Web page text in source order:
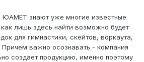
ЮАМЕТ знают уже многие известные
лишь здесь найти возможно будет
для гимнастики, скейтов, воркаута,
Причем важно осознавать - компания
создает продукцию, именно поэтому